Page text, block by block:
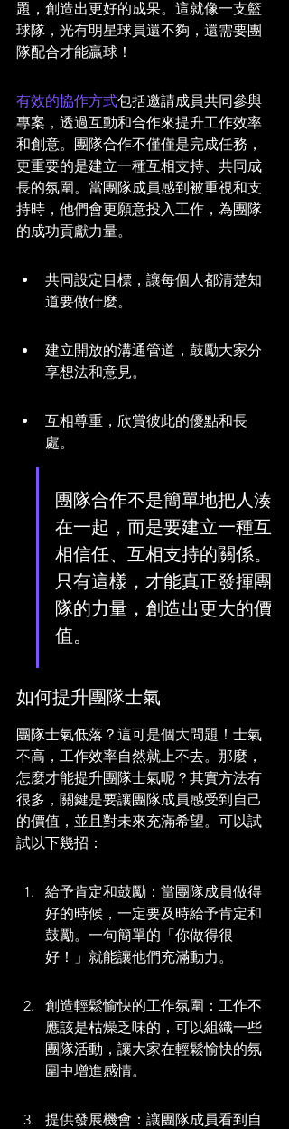
題，創造出更好的成果。這就像一支籃
球隊，光有明星球員還不夠，還需要團
隊配合才能贏球！
有效的協作方式包括邀請成員共同參與
專案，透過互動和合作來提升工作效率
和創意。團隊合作不僅僅是完成任務，
更重要的是建立一種互相支持、共同成
長的氛圍。當團隊成員感到被重視和支
持時，他們會更願意投入工作，為團隊
的成功貢獻力量。
共同設定目標，讓每個人都清楚知
道要做什麼。
建立開放的溝通管道，鼓勵大家分
享想法和意見。
互相尊重，欣賞彼此的優點和長
處。
團隊合作不是簡單地把人湊
在一起，而是要建立一種互
相信任、互相支持的關係。
只有這樣，才能真正發揮團
隊的力量，創造出更大的價
值。
如何提升團隊士氣
團隊士氣低落？這可是個大問題！士氣
不高，工作效率自然就上不去。那麼，
怎麼才能提升團隊士氣呢？其實方法有
很多，關鍵是要讓團隊成員感受到自己
的價值，並且對未來充滿希望。可以試
試以下幾招：
給予肯定和鼓勵：當團隊成員做得
好的時候，一定要及時給予肯定和
鼓勵。一句簡單的「你做得很
好！」就能讓他們充滿動力。
創造輕鬆愉快的工作氛圍：工作不
應該是枯燥乏味的，可以組織一些
團隊活動，讓大家在輕鬆愉快的氛
圍中增進感情。
提供發展機會：讓團隊成員看到自